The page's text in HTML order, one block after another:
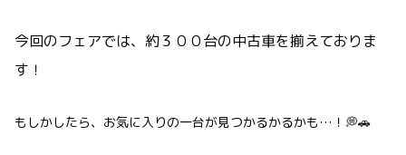
今回のフェアでは、約３００台の中古車を揃えておりま
す！
もしかしたら、お気に入りの一台が見つかるかるかも…！💭🚗